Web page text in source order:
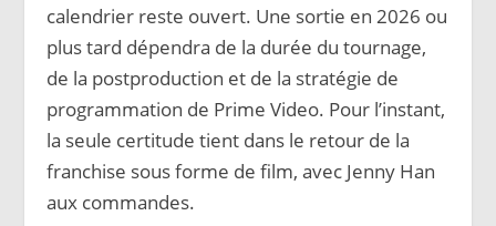
calendrier reste ouvert. Une sortie en 2026 ou
plus tard dépendra de la durée du tournage,
de la postproduction et de la stratégie de
programmation de Prime Video. Pour l’instant,
la seule certitude tient dans le retour de la
franchise sous forme de film, avec Jenny Han
aux commandes.